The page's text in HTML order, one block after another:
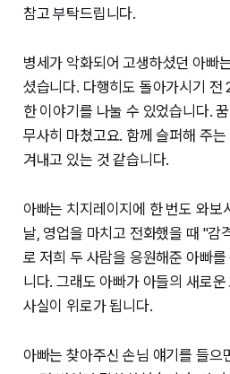
참고 부탁드립니다.
병세가 악화되어 고생하셨던 아빠
셨습니다. 다행히도 돌아가시기 전
한 이야기를 나눌 수 있었습니다.
무사히 마쳤고요. 함께 슬퍼해 주는
겨내고 있는 것 같습니다.
아빠는 치지레이지에 한 번도 와보
날, 영업을 마치고 전화했을 때 "감
로 저희 두 사람을 응원해준 아빠
니다. 그래도 아빠가 아들의 새로
사실이 위로가 됩니다.
아빠는 찾아주신 손님 얘기를 들으